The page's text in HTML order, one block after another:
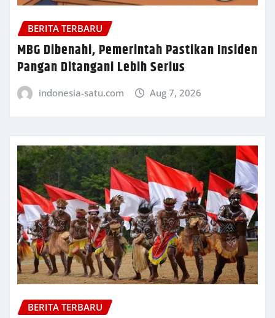
BERITA TERBARU
MBG Dibenahi, Pemerintah Pastikan Insiden
Pangan Ditangani Lebih Serius
indonesia-satu.com Aug 7, 2026
BERITA TERBARU